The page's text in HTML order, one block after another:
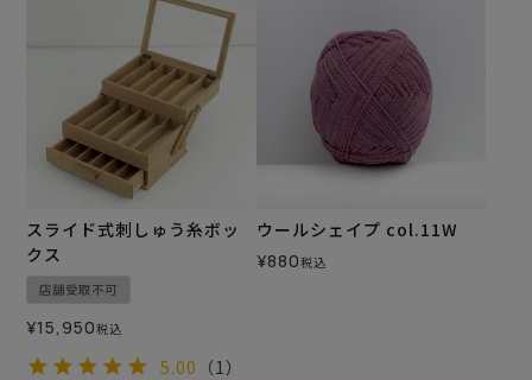
スライド式刺しゅう糸ボッ
クス
店舗受取不可
¥15,950税込
5.00 （1）
ウールシェイプ col.11W
¥880税込